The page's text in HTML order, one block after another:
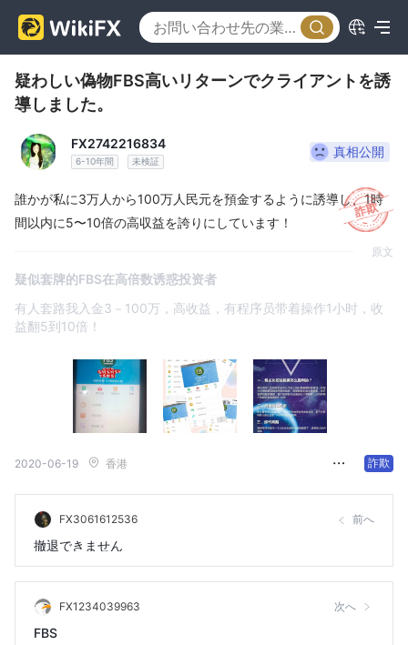
疑わしい偽物FBS高いリターンでクライアントを誘
導しました。
FX2742216834
6-10年間 未検証
真相公開
誰かが私に3万人から100万人民元を預金するように誘導し、1時
間以内に5〜10倍の高収益を誇りにしています！
原文
疑似套牌的FBS在高倍数诱惑投资者
有人套路我入金3－100万，高收益，有程序员带着操作1小时，收
益翻5到10倍！
2020-06-19 香港 詐欺
FX3061612536 前へ
撤退できません
FX1234039963 次へ
FBS